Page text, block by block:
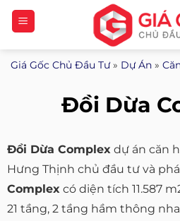
Bỏ
qua
nội
dung
Giá Gốc Chủ Đầu Tư» Dự Án »
Đồi Dừa
Đồi Dừa Complex dự án căn
Hưng Thịnh chủ đầu tư và
Complex có diện tích 11.587
21 tầng, 2 tầng hầm thông